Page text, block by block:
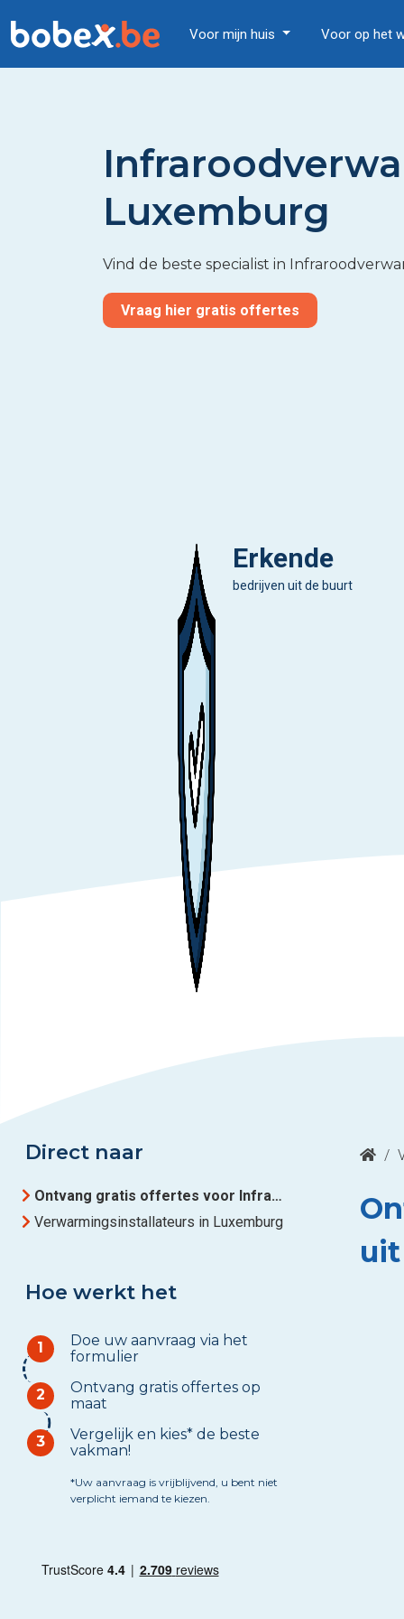
Voor mijn huis Voor op het
Luxemburg
Vind de beste specialist in
Vraag hier gratis offertes
Erkende
bedrijven uit de buurt
Direct naar
Ontvang gratis offertes voor Infraroodverwarming uit Luxemburg
Verwarmingsinstallateurs in Luxemburg
Hoe werkt het
1
Doe uw aanvraag via het
formulier
2
Ontvang gratis offertes op
maat
3
Vergelijk en kies* de beste
vakman!
*Uw aanvraag is vrijblijvend, u bent niet
verplicht iemand te kiezen.
/